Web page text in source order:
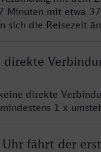
Minuten mit etwa
sich die Reisezeit
direkte
direkte
1 x
fährt der